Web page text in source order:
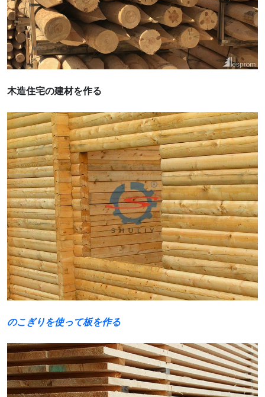
木造住宅の建材を作る
のこぎりを使って板を作る